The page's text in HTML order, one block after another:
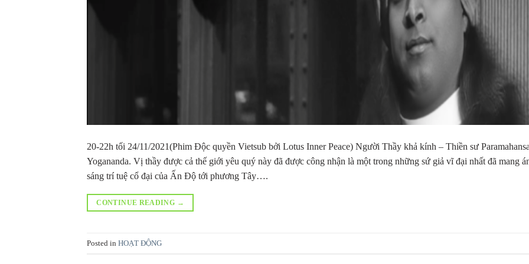
20-22h tối 24/11/2021(Phim Độc quyền Vietsub bởi Lotus Inner Peace) Người Thầy khả kính – Thiền sư
Yogananda. Vị thầy được cả thế giới yêu quý này đã được công nhận là một trong những sứ giả vĩ đại nhất đã mang
sáng trí tuệ cổ đại của Ấn Độ tới phương Tây….
CONTINUE READING →
Posted in HOẠT ĐỘNG